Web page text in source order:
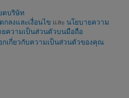
ดบริษัท
กลงและเงื่อนไข และ นโยบายความ
ยความเป็นส่วนตัวบนมือถือ
เกี่ยวกับความเป็นส่วนตัวของคุณ